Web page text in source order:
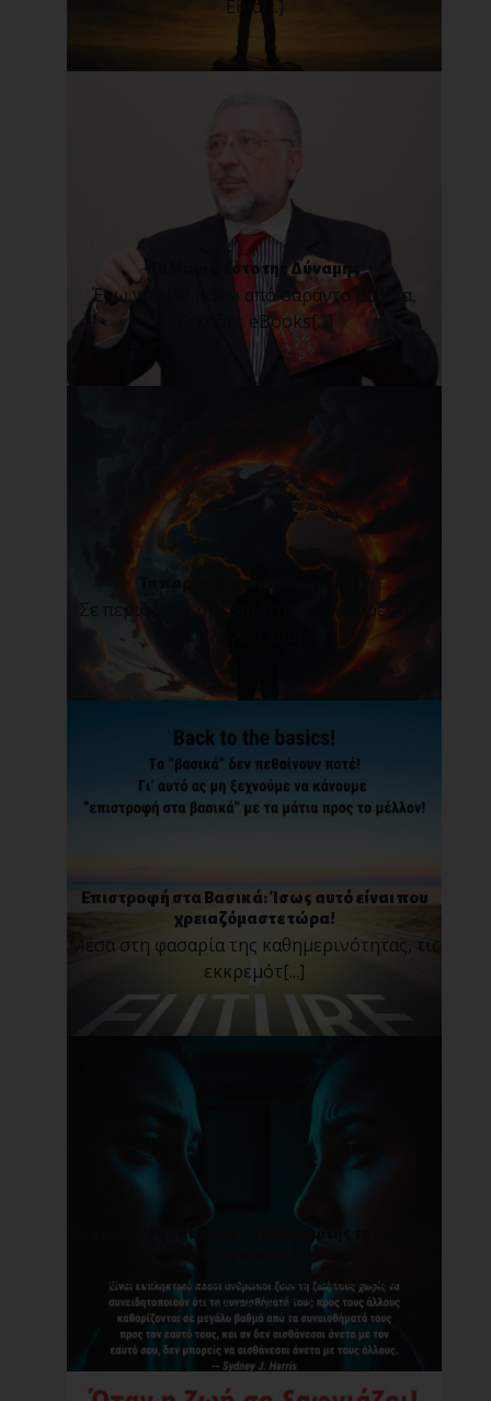
Είνα[...]
Το Μανιφέστο της Δύναμης
Έχω γράψει πάνω από σαράντα βιβλία,
δεκάδες eBooks[...]
Το παρόν δεν είναι παντοτινό!
Σε περιόδους αβεβαιότητας, δυσάρεστων
Επιστροφή στα Βασικά: Ίσως αυτό είναι που
χρειαζόμαστε τώρα!
Μέσα στη φασαρία της καθημερινότητας, τις
εκκρεμότ[...]
Τα συναισθήματά μας : O καθρέφτης της σχέσης
Είναι εκπληκτικό πόσοι άνθρωποι ζουν τη
ζωή τους χ[...]